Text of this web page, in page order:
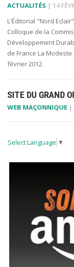
ACTUALITÉS | 14
L'Éditorial "Nord
Colloque de la
Développement
de France La
février 2012.
SITE DU GRAND
WEB MAÇONNIQUE |
Select Language ▼